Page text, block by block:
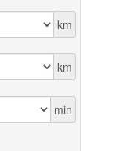
km
km
min